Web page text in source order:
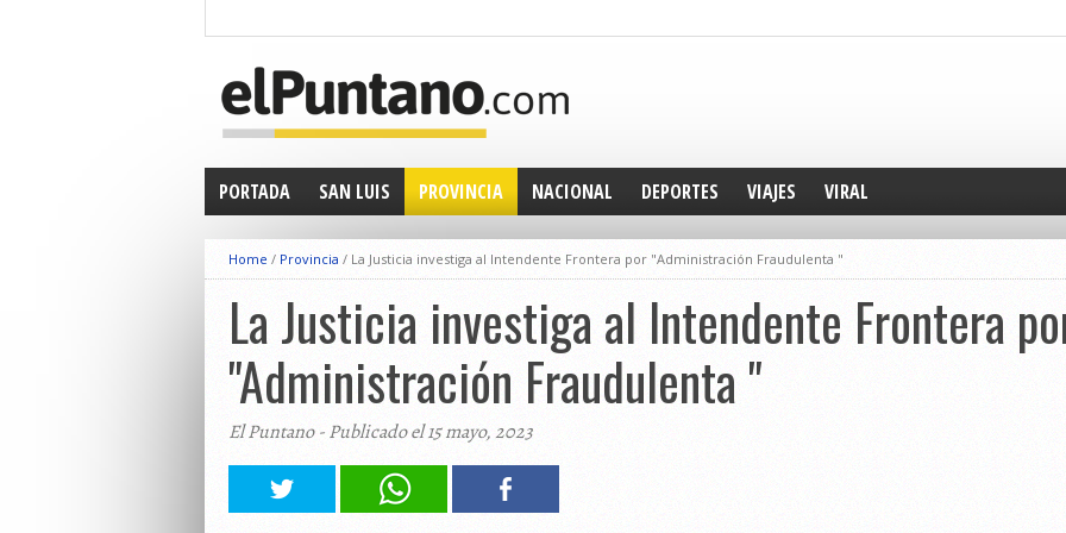
PORTADA SAN LUIS PROVINCIA NACIONAL DEPORTES VIAJES VIRAL
Home / Provincia / La Justicia investiga al Intendente Frontera por "Administración Fraudulenta "
La Justicia investiga al Intendente Frontera
"Administración Fraudulenta "
El Puntano - Publicado el 15 mayo, 2023